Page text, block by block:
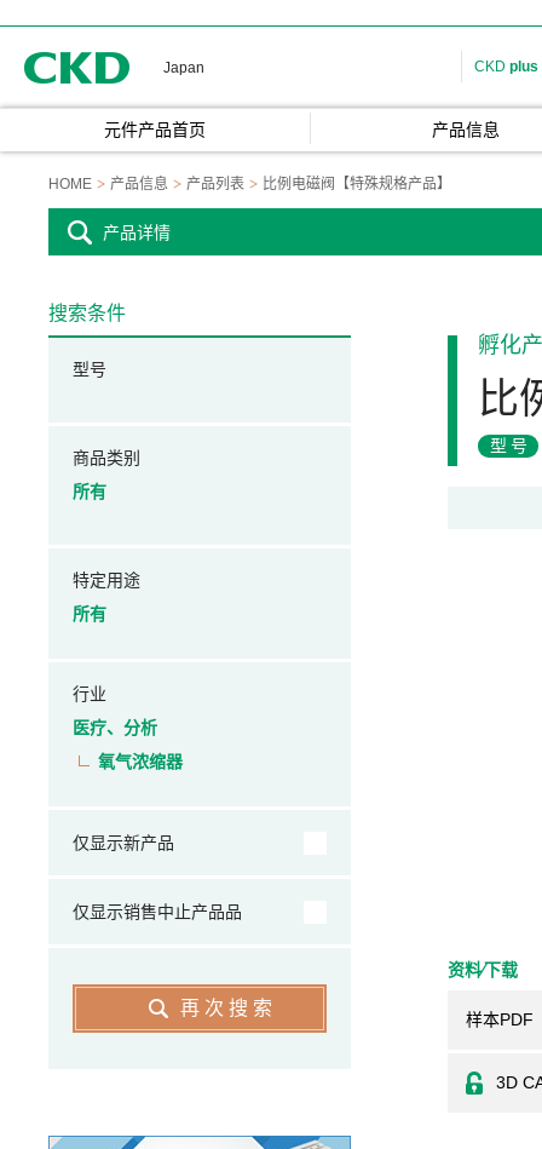
Japan CKD plus
元件产品首页 产品信息
HOME 产品信息 产品列表 比例电磁阀【特殊规格产品】
产品详情
孵化
比
型号
资料⁄下载
样本PDF
3D
搜索条件
型号
商品类别
所有
特定用途
所有
行业
医疗、分析
氧气浓缩器
仅显示新产品
仅显示销售中止产品品
再次搜索